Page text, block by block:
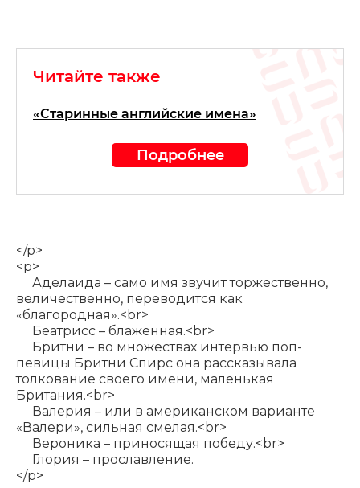
Читайте также
«Старинные английские имена»
Подробнее
</p>
<p>
Аделаида – само имя звучит торжественно,
величественно, переводится как
«благородная».<br>
Беатрисс – блаженная.<br>
Бритни – во множествах интервью поп-
певицы Бритни Спирс она рассказывала
толкование своего имени, маленькая
Британия.<br>
Валерия – или в американском варианте
«Валери», сильная смелая.<br>
Вероника – приносящая победу.<br>
Глория – прославление.
</p>